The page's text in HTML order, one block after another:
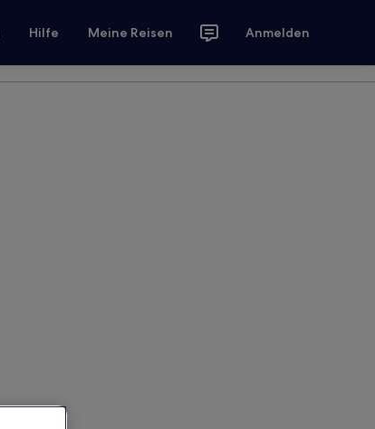
Hilfe Meine Reisen Anmelden